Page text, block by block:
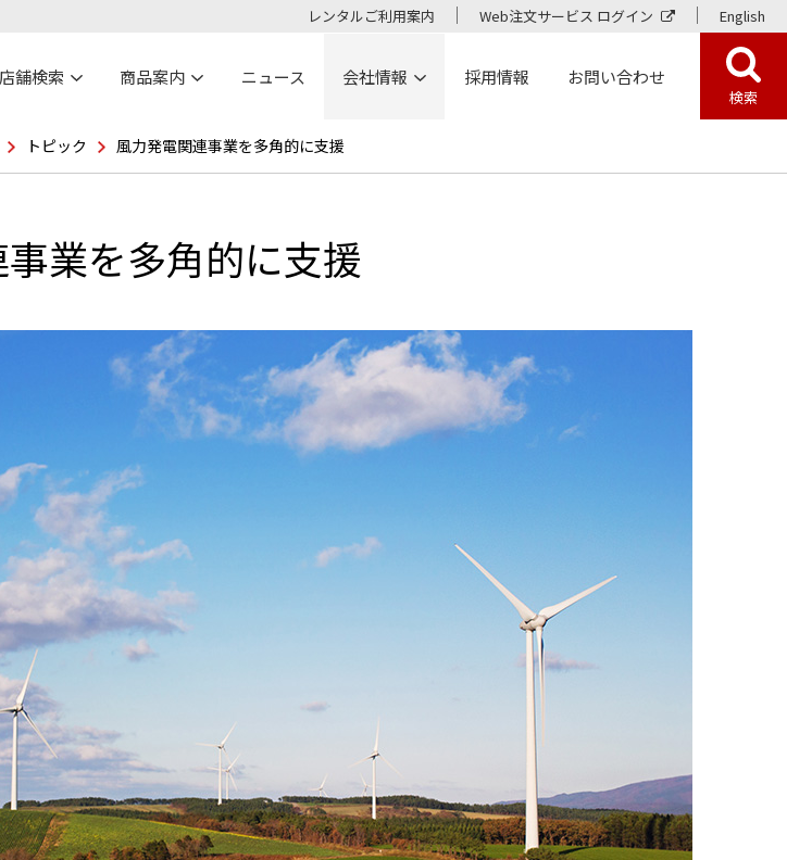
レンタルご利用案内 Web注文サービス ログイン English
店舗検索 商品案内 ニュース 会社情報 採用情報 お問い合わせ
検索
トピック 風力発電関連事業を多角的に支援
業を多角的に支援